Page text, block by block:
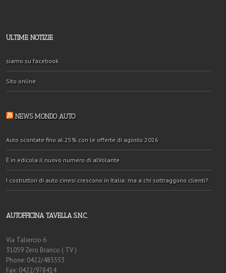
ULTIME NOTIZIE
siamo su facebook
Sito online
NEWS MONDO AUTO
Auto scontate fino al 25% con le offerte di agosto 2026
È in edicola il nuovo numero di alVolante
I costruttori di auto cinesi crescono in Italia: ma a chi sottraggono clienti?
AUTOFFICINA TAVELLA S.N.C.
Via Taliercio 6
31059 Zero Branco ( TV )
Phone: 0422/485553
Fax: 0422/978414